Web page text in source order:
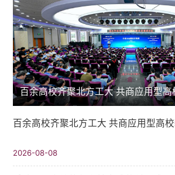
百余高校齐聚北方工大 共商应用型高
百余高校齐聚北方工大 共商应用型高
2026-08-08